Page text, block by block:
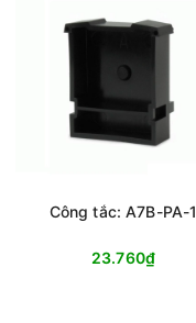
Công tắc: A7B-PA-1
23.760₫